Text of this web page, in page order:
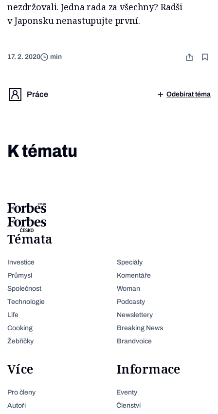
nezdržovali. Jedna rada za všechny? Radši
v Japonsku nenastupujte první.
17. 2. 2020 min
Práce Odebírat téma
K tématu
Témata
Investice
Průmysl
Společnost
Technologie
Life
Cooking
Žebříčky
Speciály
Komentáře
Woman
Podcasty
Newslettery
Breaking News
Brandvoice
Více
Pro členy
Autoři
Informace
Eventy
Členství